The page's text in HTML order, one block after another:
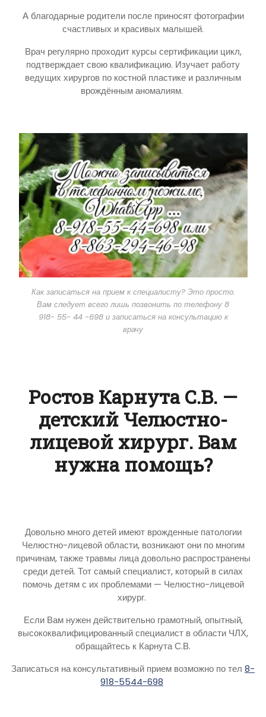
А благодарные родители после приносят фотографии
счастливых и красивых малышей.
Врач регулярно проходит курсы сертификации цикл,
подтверждает свою квалификацию. Изучает работу
ведущих хирургов по костной пластике и различным
врождённым аномалиям.
Как записаться на прием к специалисту? Это просто.
Вам следует всего лишь позвонить по телефону 8
918- 55- 44 -698 и записаться на консультацию к
врачу
Ростов Карнута С.В. —
детский Челюстно-
лицевой хирург. Вам
нужна помощь?
Довольно много детей имеют врожденные патологии
Челюстно-лицевой области, возникают они по многим
причинам, также травмы лица довольно распространены
среди детей. Тот самый специалист, который в силах
помочь детям с их проблемами — Челюстно-лицевой
хирург.
Если Вам нужен действительно грамотный, опытный,
высококвалифицированный специалист в области ЧЛХ,
обращайтесь к Карнута С.В.
Записаться на консультативный прием возможно по тел 8-
918-5544-698